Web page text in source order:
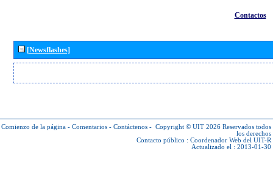
Contactos
[Newsflashes]
Comienzo de la página - Comentarios - Contáctenos - Copyright © UIT 2026 Reservados todos
los derechos
Contacto público : Coordenador Web del UIT-R
Actualizado el : 2013-01-30